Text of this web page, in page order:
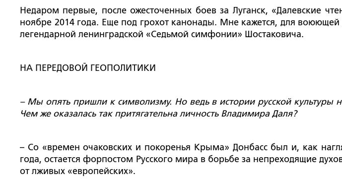
Недаром первые, после ожесточенных боев за Луганск, «Далевские
ноябре 2014 года. Еще под грохот канонады. Мне кажется, для воюющей
легендарной ленинградской «Седьмой симфонии» Шостаковича.
НА ПЕРЕДОВОЙ ГЕОПОЛИТИКИ
– Мы опять пришли к символизму. Но ведь в истории русской культуры
Чем же оказалась так притягательна личность Владимира Даля?
– Со «времен очаковских и покоренья Крыма» Донбасс был и, как
года, остается форпостом Русского мира в борьбе за непреходящие
от лживых «европейских».